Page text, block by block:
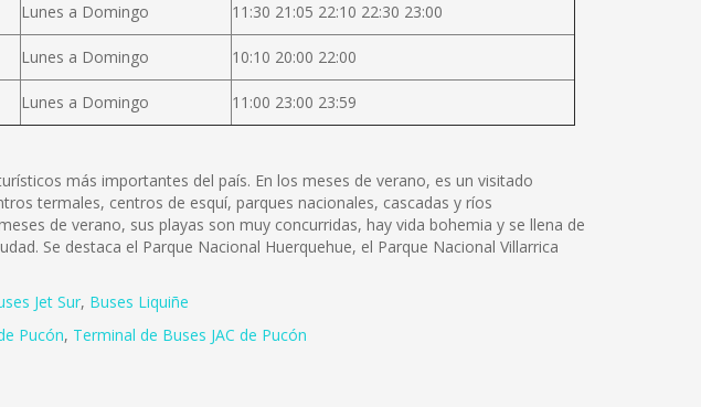
Lunes a Domingo 11:30 21:05 22:10 22:30 23:00
Lunes a Domingo 10:10 20:00 22:00
Lunes a Domingo 11:00 23:00 23:59
más importantes del país. En los meses de verano, es un visitado
termales, centros de esquí, parques nacionales, cascadas y ríos
de verano, sus playas son muy concurridas, hay vida bohemia y se llena de
Se destaca el Parque Nacional Huerquehue, el Parque Nacional Villarrica
Jet Sur, Buses Liquiñe
Pucón, Terminal de Buses JAC de Pucón